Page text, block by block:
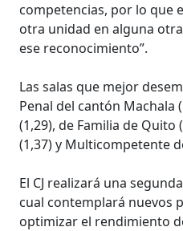
competencias, por lo que
otra unidad en alguna
ese reconocimiento”.
Las salas que mejor
Penal del cantón Machala
(1,29), de Familia de Quito
(1,37) y Multicompetente
El CJ realizará una
cual contemplará nuevos
optimizar el rendimiento